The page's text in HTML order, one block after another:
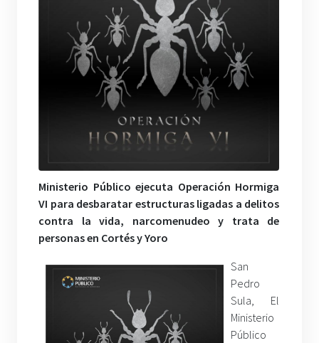
Ministerio Público ejecuta Operación Hormiga
VI para desbaratar estructuras ligadas a delitos
contra la vida, narcomenudeo y trata de
personas en Cortés y Yoro
San
Pedro
Sula, El
Ministerio
Público